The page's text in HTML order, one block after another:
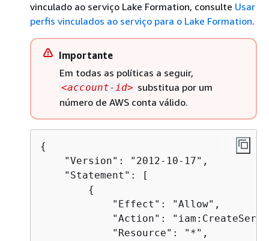
vinculado ao serviço Lake Formation, consulte Usar
perfis vinculados ao serviço para o Lake Formation.
Importante
Em todas as políticas a seguir,
<account-id> substitua por um
número de AWS conta válido.
{
    "Version": "2012-10-17",
    "Statement": [
{
            "Effect": "Allow",
"Action":
            "Resource": "*",